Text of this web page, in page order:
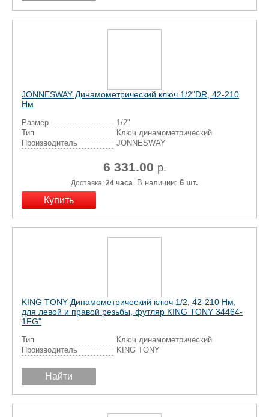
JONNESWAY Динамометрический ключ 1/2"DR, 42-210
Нм
Размер
1/2"
Тип
Ключ динамометрический
Производитель
JONNESWAY
6 331.00 р.
Доставка: 24 часа В наличии: 6 шт.
KING TONY Динамометрический ключ 1/2, 42-210 Нм,
для левой и правой резьбы, футляр KING TONY 34464-
1FG"
Тип
Ключ динамометрический
Производитель
KING TONY
Найти